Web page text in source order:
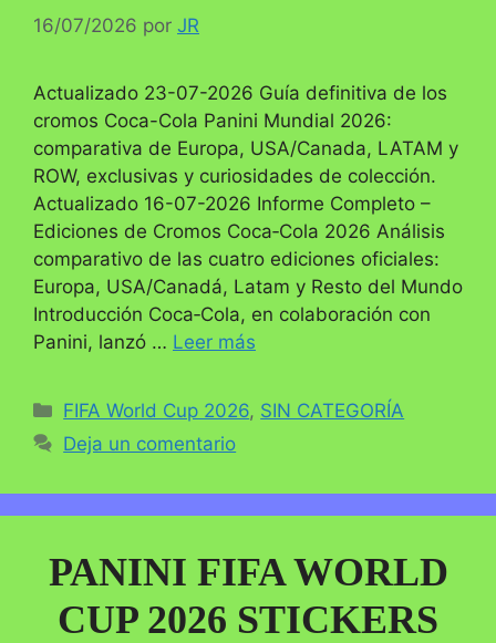
16/07/2026 por JR
Actualizado 23-07-2026 Guía definitiva de los
cromos Coca-Cola Panini Mundial 2026:
comparativa de Europa, USA/Canada, LATAM y
ROW, exclusivas y curiosidades de colección.
Actualizado 16-07-2026 Informe Completo –
Ediciones de Cromos Coca‑Cola 2026 Análisis
comparativo de las cuatro ediciones oficiales:
Europa, USA/Canadá, Latam y Resto del Mundo
Introducción Coca‑Cola, en colaboración con
Panini, lanzó … Leer más
Categorías
FIFA World Cup 2026, SIN CATEGORÍA
Deja un comentario
PANINI FIFA WORLD
CUP 2026 STICKERS